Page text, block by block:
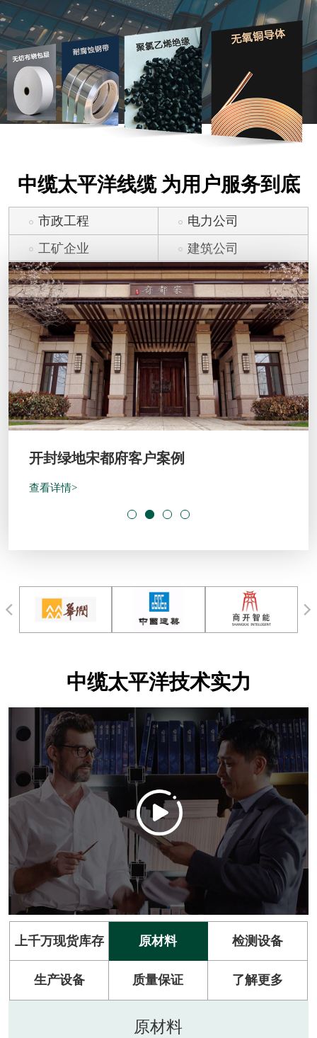
中缆太平洋线缆 为用户服务到底
市政工程
电力公司
工矿企业
建筑公司
开封绿地宋都府客户案例
查看详情>
中缆太平洋技术实力
上千万现货库存 原材料 检测设备
生产设备 质量保证 了解更多
原材料